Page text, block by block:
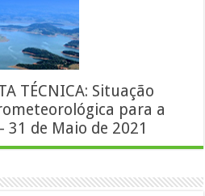
TÉCNICA: Situação
para a
31 de Maio de 2021